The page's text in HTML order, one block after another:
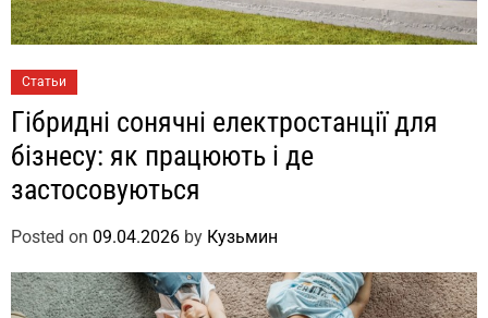
Статьи
Гібридні сонячні електростанції для
бізнесу: як працюють і де
застосовуються
Posted on 09.04.2026 by Кузьмин